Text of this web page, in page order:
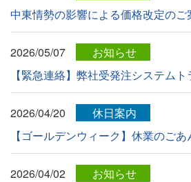
中東情勢の影響による価格改定のご
2026/05/07
お知らせ
【緊急連絡】弊社受発注システム
2026/04/20
休日案内
【ゴールデンウィーク】休業のごあ
2026/04/02
お知らせ